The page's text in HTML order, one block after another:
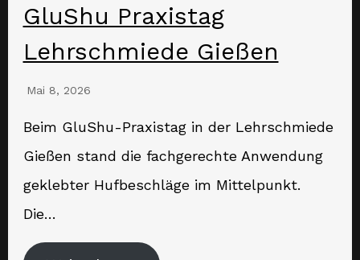
GluShu Praxistag
Lehrschmiede Gießen
Mai 8, 2026
Beim GluShu-Praxistag in der Lehrschmiede
Gießen stand die fachgerechte Anwendung
geklebter Hufbeschläge im Mittelpunkt.
Die…